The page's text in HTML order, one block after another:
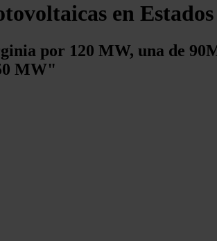
en
por 120 MW, una de
MW"